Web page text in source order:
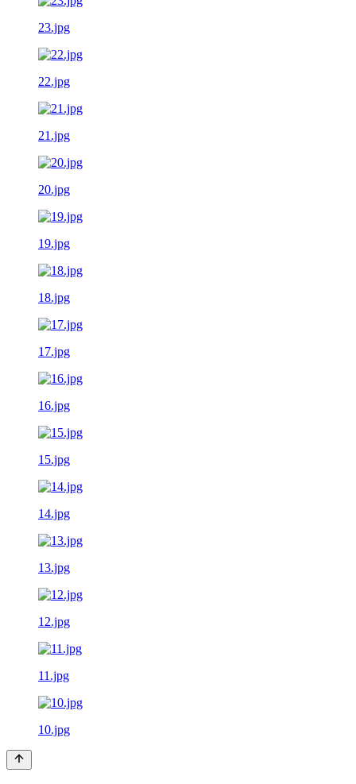
23.jpg
22.jpg
21.jpg
20.jpg
19.jpg
18.jpg
17.jpg
16.jpg
15.jpg
14.jpg
13.jpg
12.jpg
11.jpg
10.jpg